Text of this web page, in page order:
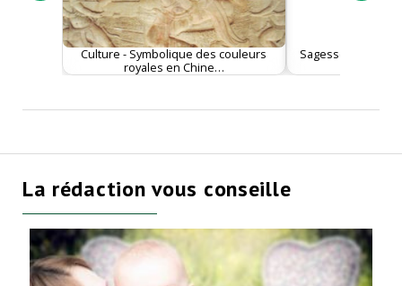
Culture - Symbolique des couleurs
royales en Chine…
Sagesse -
La rédaction vous conseille